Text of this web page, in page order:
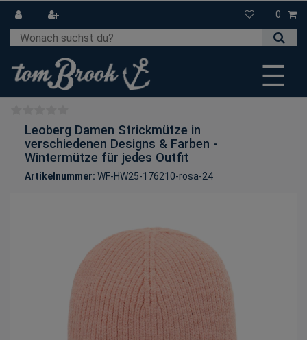
0
☰
Leoberg Damen Strickmütze in
verschiedenen Designs & Farben -
Wintermütze für jedes Outfit
Artikelnummer: WF-HW25-176210-rosa-24